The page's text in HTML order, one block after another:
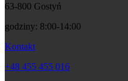
63-800 Gostyń
godziny: 8:00-14:00
Kontakt
+48 455 455 016